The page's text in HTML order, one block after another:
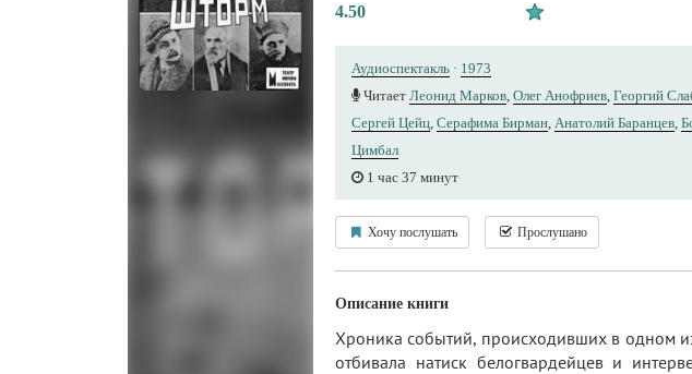
4.50
Аудиоспектакль · 1973
Читает Леонид Марков, Олег Анофриев, Георгий
Сергей Цейц, Серафима Бирман, Анатолий Баранцев,
Цимбал
1 час 37 минут
Хочу послушать Прослушано
Описание книги
Хроника событий, происходивших в одном
отбивала натиск белогвардейцев и